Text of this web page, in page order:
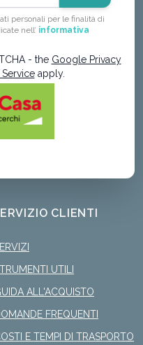
CLIENTI
UTILI
ALL'ACQUISTO
FREQUENTI
E TEMPI DI TRASPORTO
personali per le finalità di
nell’ informativa
- the Google Privacy
apply.